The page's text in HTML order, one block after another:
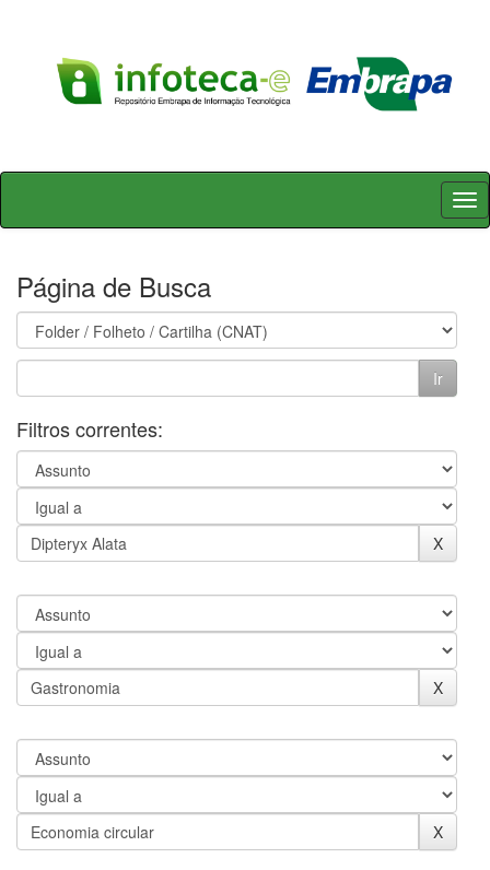
Skip
Página de Busca
Filtros correntes: